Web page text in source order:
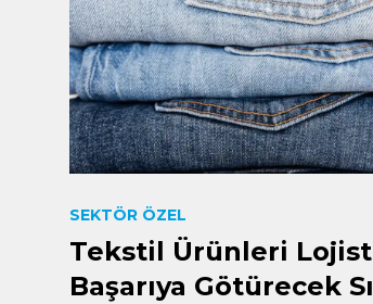
SEKTÖR ÖZEL
Tekstil Ürünleri
Başarıya Götürecek